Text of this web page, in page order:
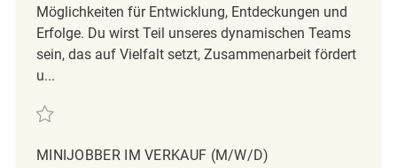
Möglichkeiten für Entwicklung, Entdeckungen und
Erfolge. Du wirst Teil unseres dynamischen Teams
sein, das auf Vielfalt setzt, Zusammenarbeit fördert
u...
Retten Mitarbeiter Verkauf (w/m/d) REQ138289
MINIJOBBER IM VERKAUF (M/W/D)